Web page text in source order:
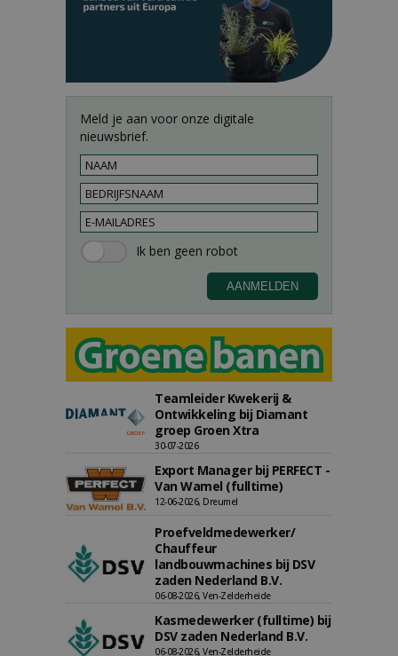
Meld je aan voor onze digitale
nieuwsbrief.
Teamleider Kwekerij &
Ontwikkeling bij Diamant
groep Groen Xtra
30-07-2026
Export Manager bij PERFECT -
Van Wamel (fulltime)
12-06-2026, Dreumel
Proefveldmedewerker/
Chauffeur
landbouwmachines bij DSV
zaden Nederland B.V.
06-08-2026, Ven-Zelderheide
Kasmedewerker (fulltime) bij
DSV zaden Nederland B.V.
06-08-2026, Ven-Zelderheide